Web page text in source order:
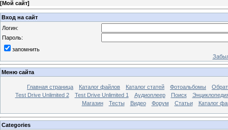
[Мой сайт]
Вход на сайт
Логин:
Пароль:
запомнить
Меню сайта
Главная страница Каталог файлов Каталог статей Фотоальбомы
Test Drive Unlimited 2
Test Drive Unlimited 1 Аудиоплеер Поиск
Магазин
Тесты Видео Форум Статьи Каталог
Categories